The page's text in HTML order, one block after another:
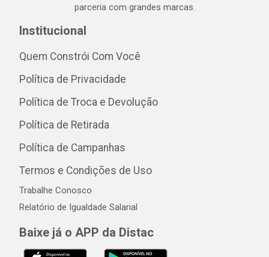
parceria com grandes marcas.
Institucional
Quem Constrói Com Você
Política de Privacidade
Política de Troca e Devolução
Política de Retirada
Política de Campanhas
Termos e Condições de Uso
Trabalhe Conosco
Relatório de Igualdade Salarial
Baixe já o APP da Distac